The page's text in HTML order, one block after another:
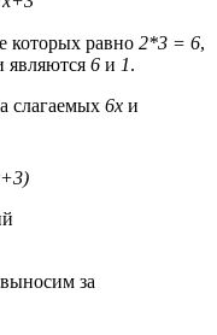
которых равно 2*3 = 6,
являются 6 и 1.
слагаемых 6x и
выносим за